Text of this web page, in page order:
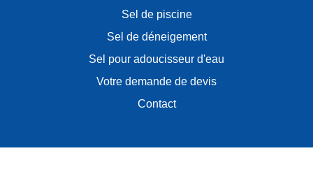
Sel de piscine
Sel de déneigement
Sel pour adoucisseur d'eau
Votre demande de devis
Contact